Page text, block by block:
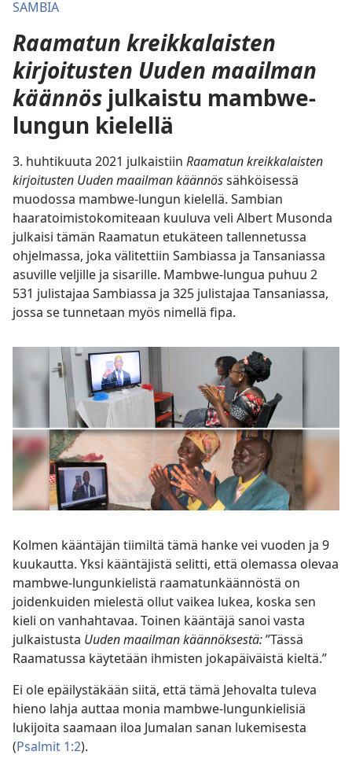
SAMBIA
Raamatun kreikkalaisten
kirjoitusten Uuden maailman
käännös julkaistu mambwe-
lungun kielellä
3. huhtikuuta 2021 julkaistiin Raamatun kreikkalaisten
kirjoitusten Uuden maailman käännössähköisessä
muodossa mambwe-lungun kielellä. Sambian
haaratoimistokomiteaan kuuluva veli Albert Musonda
julkaisi tämän Raamatun etukäteen tallennetussa
ohjelmassa, joka välitettiin Sambiassa ja Tansaniassa
asuville veljille ja sisarille. Mambwe-lungua puhuu 2
531 julistajaa Sambiassa ja 325 julistajaa Tansaniassa,
jossa se tunnetaan myös nimellä fipa.
Kolmen kääntäjän tiimiltä tämä hanke vei vuoden ja 9
kuukautta. Yksi kääntäjistä selitti, että olemassa olevaa
mambwe-lungunkielistä raamatunkäännöstä on
joidenkuiden mielestä ollut vaikea lukea, koska sen
kieli on vanhahtavaa. Toinen kääntäjä sanoi vasta
julkaistusta Uuden maailman käännöksestä:”Tässä
Raamatussa käytetään ihmisten jokapäiväistä kieltä.”
Ei ole epäilystäkään siitä, että tämä Jehovalta tuleva
hieno lahja auttaa monia mambwe-lungunkielisiä
lukijoita saamaan iloa Jumalan sanan lukemisesta
(Psalmit 1:2).